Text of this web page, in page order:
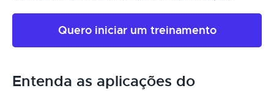
Quero iniciar um treinamento
Entenda as aplicações do